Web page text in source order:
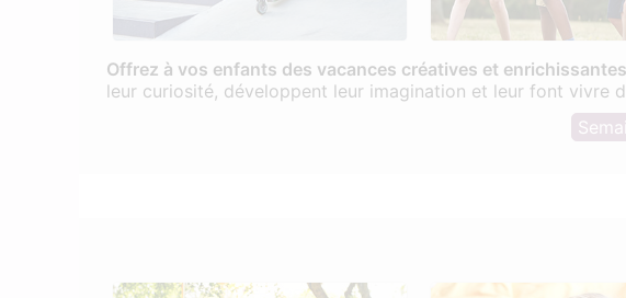
Offrez à vos enfants des vacances créatives et enrichissantes
leur curiosité, développent leur imagination et leur font vivre